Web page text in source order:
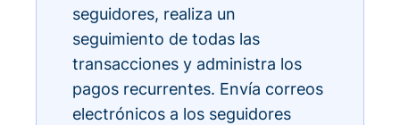
seguidores, realiza un
seguimiento de todas las
transacciones y administra los
pagos recurrentes. Envía correos
electrónicos a los seguidores